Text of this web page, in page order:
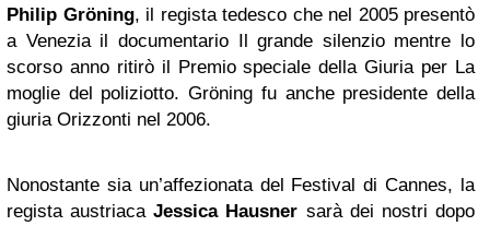
Philip Gröning, il regista tedesco che nel 2005 presentò
a Venezia il documentario Il grande silenzio mentre lo
scorso anno ritirò il Premio speciale della Giuria per La
moglie del poliziotto. Gröning fu anche presidente della
giuria Orizzonti nel 2006.
Nonostante sia un’affezionata del Festival di Cannes, la
regista austriacaJessica Hausner sarà dei nostri dopo